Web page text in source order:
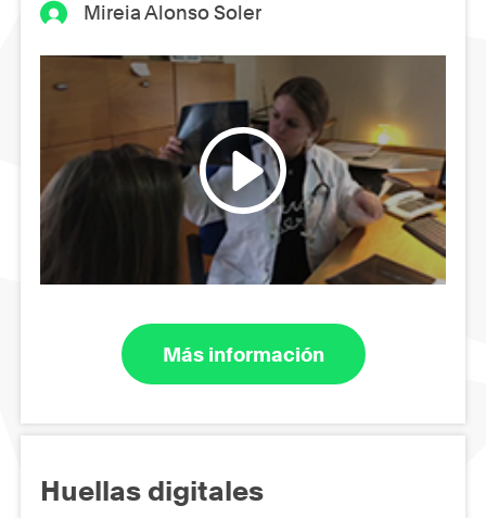
Mireia Alonso Soler
Más información
Huellas digitales